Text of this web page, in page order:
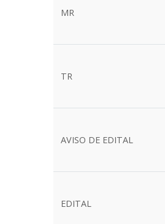
MR
TR
AVISO DE EDITAL
EDITAL